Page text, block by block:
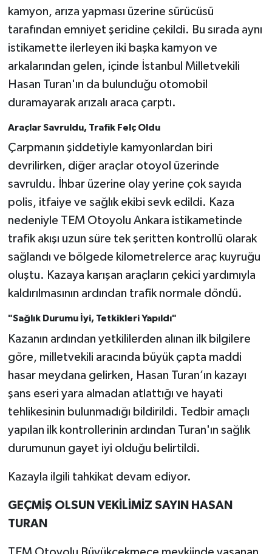
kamyon, arıza yapması üzerine sürücüsü
tarafından emniyet şeridine çekildi. Bu sırada aynı
istikamette ilerleyen iki başka kamyon ve
arkalarından gelen, içinde İstanbul Milletvekili
Hasan Turan'ın da bulunduğu otomobil
duramayarak arızalı araca çarptı.
Araçlar Savruldu, Trafik Felç Oldu
Çarpmanın şiddetiyle kamyonlardan biri
devrilirken, diğer araçlar otoyol üzerinde
savruldu. İhbar üzerine olay yerine çok sayıda
polis, itfaiye ve sağlık ekibi sevk edildi. Kaza
nedeniyle TEM Otoyolu Ankara istikametinde
trafik akışı uzun süre tek şeritten kontrollü olarak
sağlandı ve bölgede kilometrelerce araç kuyruğu
oluştu. Kazaya karışan araçların çekici yardımıyla
kaldırılmasının ardından trafik normale döndü.
"Sağlık Durumu İyi, Tetkikleri Yapıldı"
Kazanın ardından yetkililerden alınan ilk bilgilere
göre, milletvekili aracında büyük çapta maddi
hasar meydana gelirken, Hasan Turan’ın kazayı
şans eseri yara almadan atlattığı ve hayati
tehlikesinin bulunmadığı bildirildi. Tedbir amaçlı
yapılan ilk kontrollerinin ardından Turan'ın sağlık
durumunun gayet iyi olduğu belirtildi.
Kazayla ilgili tahkikat devam ediyor.
GEÇMİŞ OLSUN VEKİLİMİZ SAYIN HASAN
TURAN